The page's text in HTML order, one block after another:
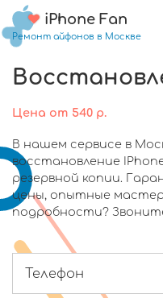
iPhone Fan
Ремонт айфонов в Москве
Цена от 540 р.
В нашем сервисе в
восстановление
резервной копии.
цены, опытные
подробности?